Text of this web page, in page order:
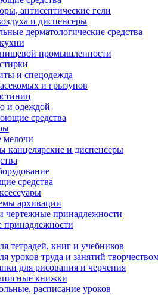
антисептические гели
и диспенсеры
дерматологические средства
пищевой промышленности
и спецодежда
и грызунов
и одеждой
средства
мелочи
канцелярские и диспенсеры
средства
архивации
чертежные принадлежности
тетрадей, книг и учебников
уроков труда и занятий
для рисования и черчения
книжки
расписание уроков